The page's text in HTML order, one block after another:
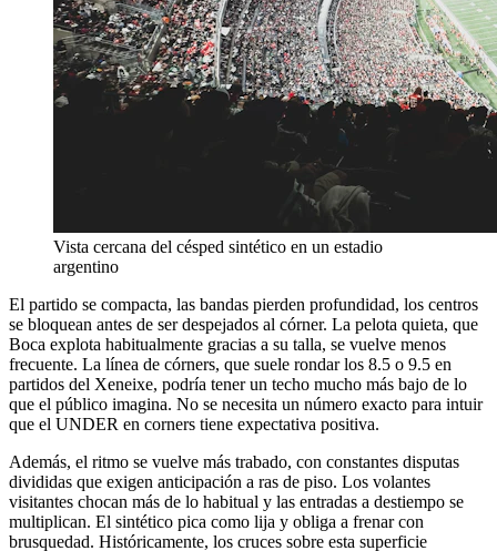
Vista cercana del césped sintético en un estadio
argentino
El partido se compacta, las bandas pierden profundidad, los centros
se bloquean antes de ser despejados al córner. La pelota quieta, que
Boca explota habitualmente gracias a su talla, se vuelve menos
frecuente. La línea de córners, que suele rondar los 8.5 o 9.5 en
partidos del Xeneixe, podría tener un techo mucho más bajo de lo
que el público imagina. No se necesita un número exacto para intuir
que el UNDER en corners tiene expectativa positiva.
Además, el ritmo se vuelve más trabado, con constantes disputas
divididas que exigen anticipación a ras de piso. Los volantes
visitantes chocan más de lo habitual y las entradas a destiempo se
multiplican. El sintético pica como lija y obliga a frenar con
brusquedad. Históricamente, los cruces sobre esta superficie